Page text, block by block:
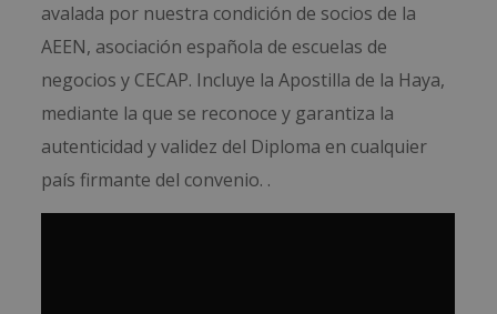
avalada por nuestra condición de socios de la
AEEN, asociación española de escuelas de
negocios y CECAP. Incluye la Apostilla de la Haya,
mediante la que se reconoce y garantiza la
autenticidad y validez del Diploma en cualquier
país firmante del convenio. .